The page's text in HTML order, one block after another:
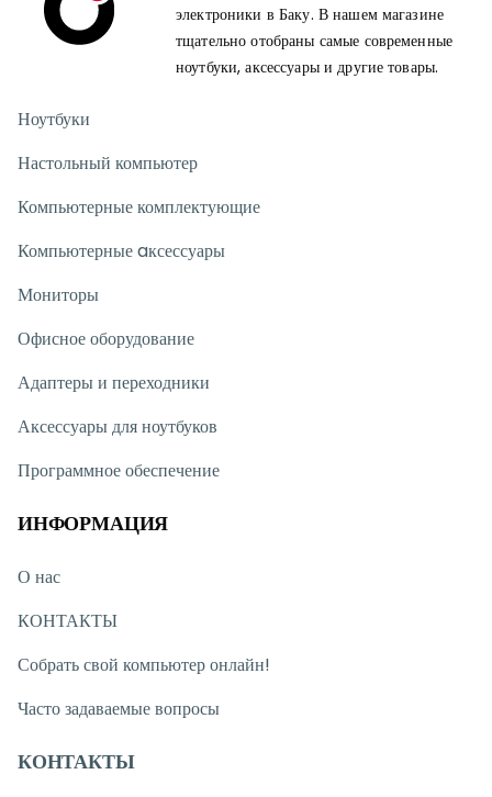
электроники в Баку. В нашем магазине
тщательно отобраны самые современные
ноутбуки, аксессуары и другие товары.
Ноутбуки
Настольный компьютер
Компьютерные комплектующие
Компьютерные aксессуары
Мониторы
Офисное оборудование
Адаптеры и переходники
Аксессуары для ноутбуков
Программное обеспечение
ИНФОРМАЦИЯ
О нас
КОНТАКТЫ
Собрать свой компьютер онлайн!
Часто задаваемые вопросы
КОНТАКТЫ